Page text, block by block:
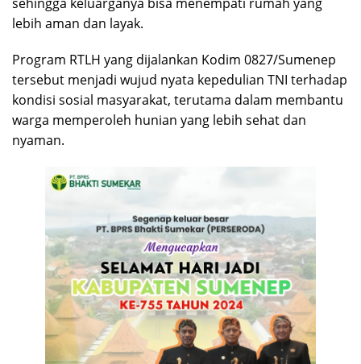
lebih aman dan layak.
Program RTLH yang dijalankan Kodim 0827/Sumenep
tersebut menjadi wujud nyata kepedulian TNI terhadap
kondisi sosial masyarakat, terutama dalam membantu
warga memperoleh hunian yang lebih sehat dan
nyaman.